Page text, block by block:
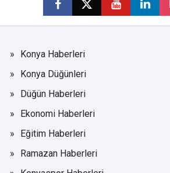
Konya Haberleri
Konya Düğünleri
Düğün Haberleri
Ekonomi Haberleri
Eğitim Haberleri
Ramazan Haberleri